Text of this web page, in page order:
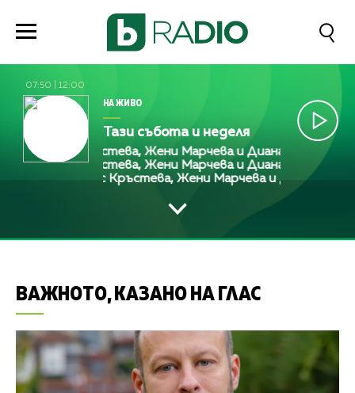
07:50 12:00
НА ЖИВО
Тази събота и неделя
Алекс Кръстева, Жени Марчева и Диана Любенова
Алекс Кръстева, Жени Марчева и Диана Любенова
Алекс Кръстева, Жени Марчева и Диана
ВАЖНОТО, КАЗАНО НА ГЛАС